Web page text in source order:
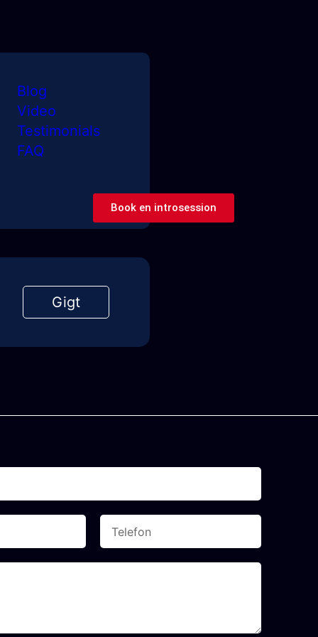
Blog
Video
Testimonials
FAQ
Gigt
Book en introsession